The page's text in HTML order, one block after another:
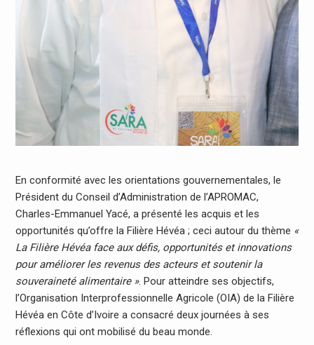
En conformité avec les orientations gouvernementales, le
Président du Conseil d’Administration de l’APROMAC,
Charles-Emmanuel Yacé, a présenté les acquis et les
opportunités qu’offre la Filière Hévéa ; ceci autour du thème «
La Filière Hévéa face aux défis, opportunités et innovations
pour améliorer les revenus des acteurs et soutenir la
souveraineté alimentaire ». Pour atteindre ses objectifs,
l’Organisation Interprofessionnelle Agricole (OIA) de la Filière
Hévéa en Côte d’Ivoire a consacré deux journées à ses
réflexions qui ont mobilisé du beau monde.